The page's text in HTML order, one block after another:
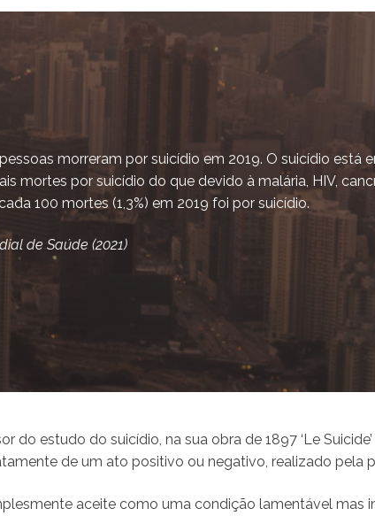
morreram por suicídio em 2019. O suicídio está
mortes por suicídio do que devido à malária, HIV,
100 mortes (1,3%) em 2019 foi por suicídio.
de Saúde (2021)
do estudo do suicídio, na sua obra de 1897 ‘Le
de um ato positivo ou negativo, realizado pela
aceite como uma condição lamentável mas